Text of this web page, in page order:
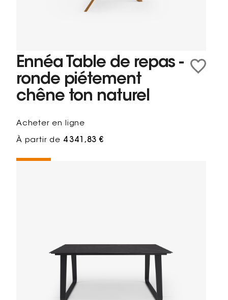
Ennéa Table de repas -
ronde piétement
chêne ton naturel
Acheter en ligne
À partir de 4 341,83 €